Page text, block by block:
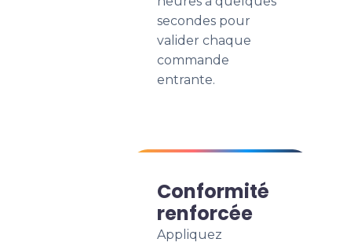
secondes pour
valider chaque
commande
entrante.
Conformité
renforcée
Appliquez